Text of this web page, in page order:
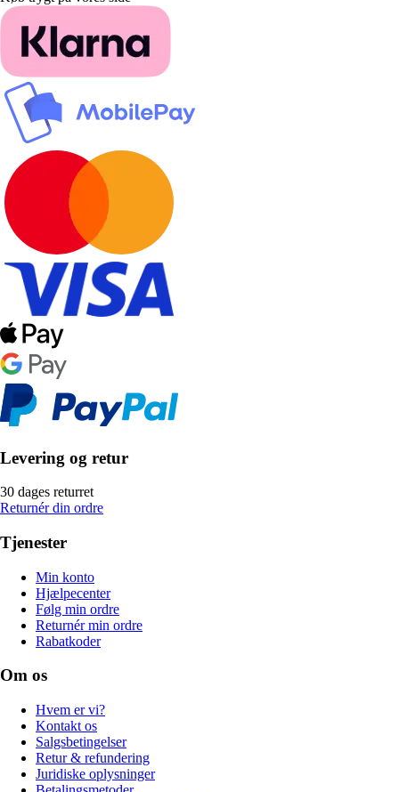
Levering og retur
30 dages returret
Returnér din ordre
Tjenester
Min konto
Hjælpecenter
Følg min ordre
Returnér min ordre
Rabatkoder
Om os
Hvem er vi?
Kontakt os
Salgsbetingelser
Retur & refundering
Juridiske oplysninger